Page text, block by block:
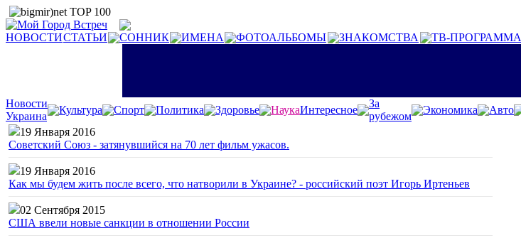
НОВОСТИСТАТЬИ СОННИК ИМЕНА ФОТОАЛЬБОМЫ ЗНАКОМСТВА ТВ-ПРОГРАММА
Новости
Украина
Культура Спорт Политика Здоровье НаукаИнтересное
За
рубежом
Экономика
Авто
19 Января 2016
Советский Союз - затянувшийся на 70 лет фильм ужасов.
19 Января 2016
Как мы будем жить после всего, что натворили в Украине? - российский поэт Игорь Иртеньев
02 Сентября 2015
США ввели новые санкции в отношении России